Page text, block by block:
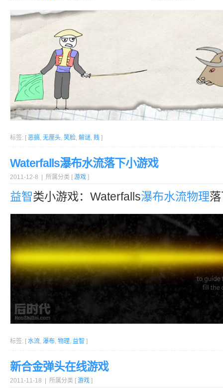
标签: [ 恶搞, 无厘头, 笑脸, 解谜, 贱 ]
Waterfalls瀑布水流落下小游戏
2011-12-8 | 所属分类 [ 游戏 ]
益智类小游戏：Waterfalls瀑布水流物理
标签: [ 水流, 瀑布, 物理, 益智 ]
新合金弹头在线游戏
2011-11-18 | 所属分类 [ 游戏 ]